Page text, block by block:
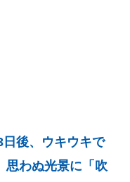
後、ウキウキで
わぬ光景に「吹